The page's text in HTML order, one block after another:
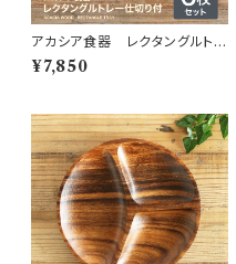
アカシア食器 レクタングルトレ
ー ２仕切り付 ６枚セット
¥7,850